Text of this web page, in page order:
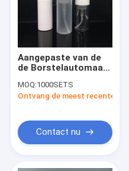
Aangepaste van de
de Borstelautomaat
Schuimplasticpomp
Gezichtspomp 43mm
MOQ:1000SETS
Ontvang de meest recente Prijs
Contact nu